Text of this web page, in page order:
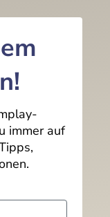
immer auf